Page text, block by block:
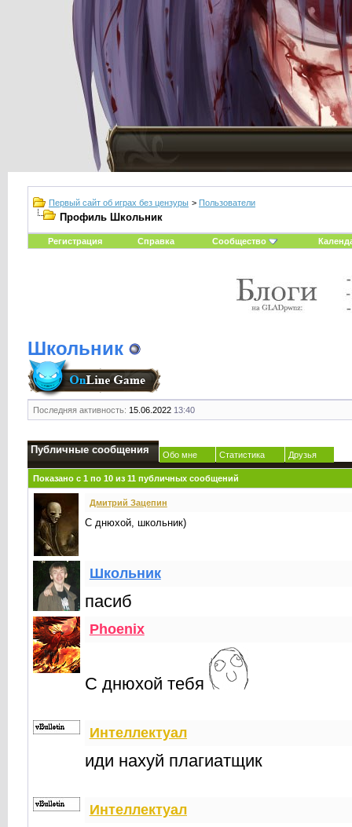
Первый сайт об играх без цензуры > Пользователи
Профиль Школьник
Регистрация Справка Сообщество
Школьник
Последняя активность: 15.06.2022 13:40
Публичные сообщения Обо мне Статистика Друзья
Показано с 1 по 10из 11публичных сообщений
Дмитрий Зацепин
С днюхой, школьник)
Школьник
пасиб
Phoenix
С днюхой тебя
Интеллектуал
иди нахуй плагиатщик
Интеллектуал